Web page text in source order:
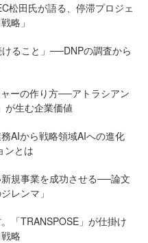
松田氏が語る、停滞プロジェ
略」
ること」──DNPの調査から
ーの作り方──アトラシアン
が生む企業価値
AIから戦略領域AIへの進化
ンとは
規事業を成功させる──論文
レンマ」
「TRANSPOSE」が仕掛け
略